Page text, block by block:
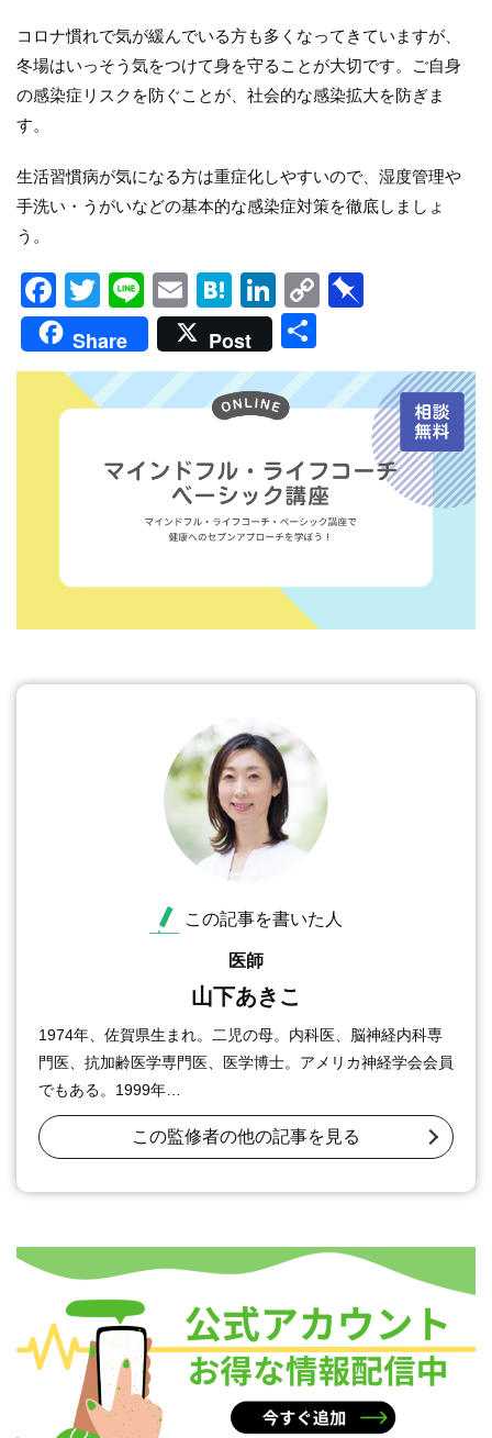
コロナ慣れで気が緩んでいる方も多くなってきていますが、
冬場はいっそう気をつけて身を守ることが大切です。ご自身
の感染症リスクを防ぐことが、社会的な感染拡大を防ぎま
す。
生活習慣病が気になる方は重症化しやすいので、湿度管理や
手洗い・うがいなどの基本的な感染症対策を徹底しましょ
う。
Facebook
TwitterLineEmailHatena
LinkedIn
Copy
Share Post
有
この記事を書いた人
医師
山下あきこ
1974年、佐賀県生まれ。二児の母。内科医、脳神経内科専
門医、抗加齢医学専門医、医学博士。アメリカ神経学会会員
でもある。1999年…
この監修者の他の記事を見る